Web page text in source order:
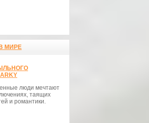
МИРЕ
люди мечтают
таящих
и романтики.